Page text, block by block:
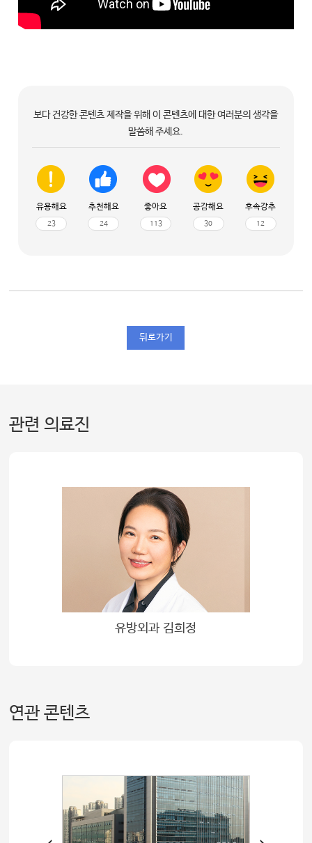
보다 건강한 콘텐츠 제작을 위해 이 콘텐츠에 대한 여러분의 생각을
말씀해 주세요.
유용해요
23
추천해요
24
좋아요
113
공감해요
30
후속강추
12
뒤로가기
관련 의료진
유방외과 김희정
연관 콘텐츠